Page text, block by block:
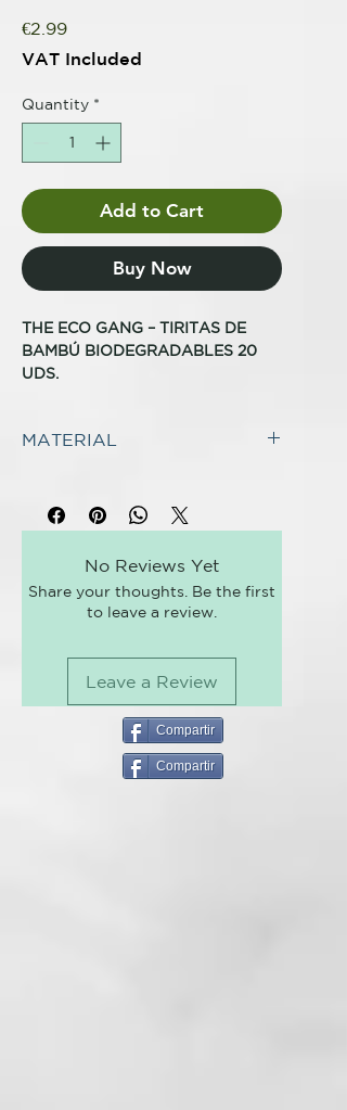
€2.99Price
VAT Included
Quantity *
Add to Cart
Buy Now
THE ECO GANG – TIRITAS DE
BAMBÚ BIODEGRADABLES 20
UDS.
para curar sin esfuerzo tus cortes
fabricadas con un 50% de fibra de
bambú y un 50% de pulpa de
Completamente libres de látex,
sensibles.
MATERIAL
adhesivo acrílico.
No Reviews Yet
Share your thoughts. Be the first
to leave a review.
Leave a Review
Compartir
Compartir